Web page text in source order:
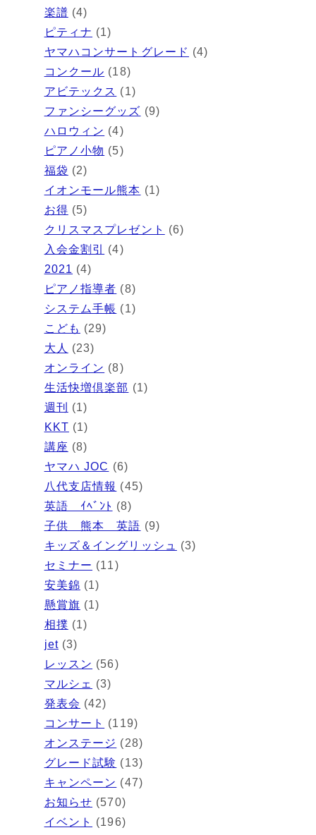
楽譜 (4)
ピティナ (1)
ヤマハコンサートグレード (4)
コンクール (18)
アビテックス (1)
ファンシーグッズ (9)
ハロウィン (4)
ピアノ小物 (5)
福袋 (2)
イオンモール熊本 (1)
お得 (5)
クリスマスプレゼント
(6)
入会金割引
(4)
2021 (4)
ピアノ指導者 (8)
システム手帳 (1)
こども (29)
大人 (23)
オンライン (8)
生活快増倶楽部 (1)
週刊
(1)
KKT (1)
講座 (8)
ヤマハ JOC (6)
八代支店情報 (45)
英語 ｲﾍﾞﾝﾄ (8)
子供 熊本 英語 (9)
キッズ＆イングリッシュ (3)
セミナー (11)
安美錦 (1)
懸賞旗 (1)
相撲 (1)
jet(3)
レッスン (56)
マルシェ (3)
発表会 (42)
コンサート
(119)
オンステージ (28)
グレード試験 (13)
キャンペーン (47)
お知らせ (570)
イベント
(196)